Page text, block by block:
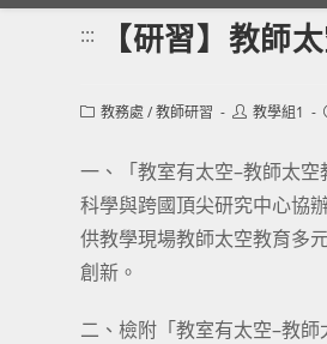
::: 【研習】教師
Post教務處 /教師研習
Post教學組1
一、「教室有太空–教師太
科學與跨國頂尖研究中心協
供教學現場教師太空教育多
創新。
二、檢附「教室有太空–教